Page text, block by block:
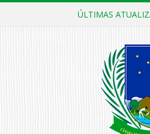
ÚLTIMAS